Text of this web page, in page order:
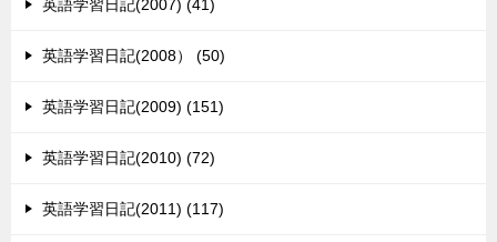
英語学習日記(2007) (41)
英語学習日記(2008） (50)
英語学習日記(2009) (151)
英語学習日記(2010) (72)
英語学習日記(2011) (117)